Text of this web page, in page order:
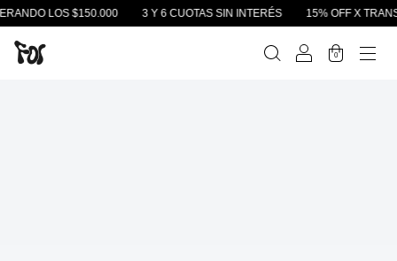
$150.000 3 Y 6 CUOTAS SIN INTERÉS 15% OFF X
0